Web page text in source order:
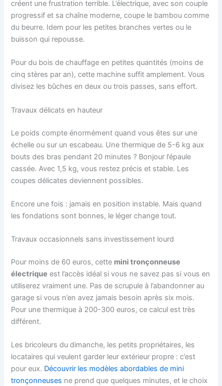
créent une frustration terrible. L’électrique, avec son couple
progressif et sa chaîne moderne, coupe le bambou comme
du beurre. Idem pour les petites branches vertes ou le
buisson qui repousse.
Pour du bois de chauffage en petites quantités (moins de
cinq stères par an), cette machine suffit amplement. Vous
divisez les bûches en deux ou trois passes, sans effort.
Travaux délicats en hauteur
Le poids compte énormément quand vous êtes sur une
échelle ou sur un escabeau. Une thermique de 5-6 kg aux
bouts des bras pendant 20 minutes ? Bonjour l’épaule
cassée. Avec 1,5 kg, vous restez précis et stable. Les
coupes délicates deviennent possibles.
Encore une fois : jamais en position instable. Mais quand
les fondations sont bonnes, le léger change tout.
Travaux occasionnels sans investissement lourd
Pour moins de 60 euros, cette mini tronçonneuse
électrique est l’accès idéal si vous ne savez pas si vous en
utiliserez vraiment une. Pas de scrupule à l’abandonner au
garage si vous n’en avez jamais besoin après six mois.
Pour une thermique à 200-300 euros, ce calcul est très
différent.
Les bricoleurs du dimanche, les petits propriétaires, les
locataires qui veulent garder leur extérieur propre : c’est
pour eux. Découvrir les modèles abordables de mini
tronçonneuses ne prend que quelques minutes, et le choix